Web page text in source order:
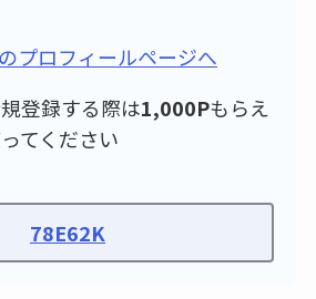
プロフィールページへ
登録する際は1,000Pもらえ
てください
78E62K